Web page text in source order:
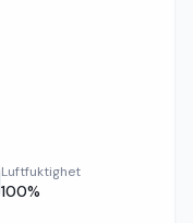
Luftfuktighet
100%